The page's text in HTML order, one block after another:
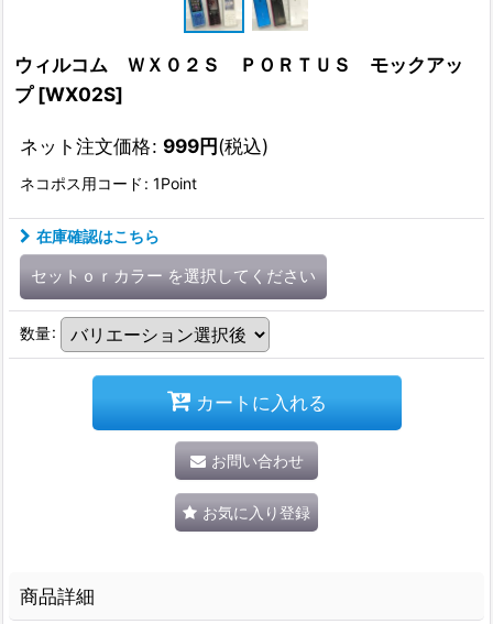
ウィルコム ＷＸ０２Ｓ ＰＯＲＴＵＳ モックアッ
プ [WX02S]
ネット注文価格: 999円(税込)
ネコポス用コード : 1Point
在庫確認はこちら
セットｏｒカラー を選択してください
数量:
カートに入れる
お問い合わせ
お気に入り登録
商品詳細